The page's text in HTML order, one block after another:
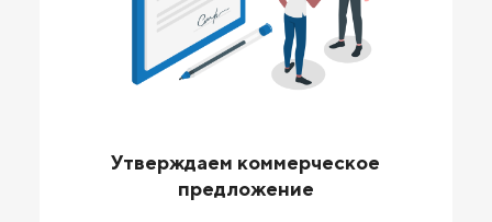
Утверждаем коммерческое
предложение